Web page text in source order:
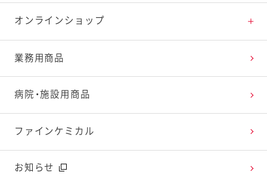
特集レシピ
レシピランキング
レシピ動画
今日のレシピギャラリー
販売終了商品一覧
マヨテラス（見学施設）
オープンキッチン（工場見学）
深谷テラス ヤサイな仲間たちファーム
おたのしみコンテンツ
広告ギャラリー
お客様相談室トップ
よくお寄せいただくご質問
お客様の声を活かしました
オンラインショップ
Qummy
キユーピーウエルネス
業務用商品
病院・施設用商品
ファインケミカル
お知らせ